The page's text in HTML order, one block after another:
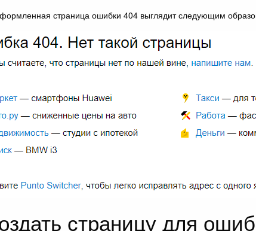
страница ошибки 404 выглядит следующим
страницу для